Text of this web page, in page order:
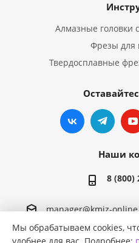
Алмазные головки
Фрезы для
Твердосплавные
Наши
8 (800)
manager@kmiz-
info@kmiz-online.ru
Мы обрабатываем cookies,